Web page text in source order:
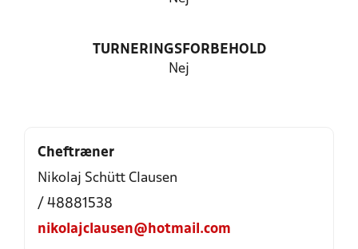
TURNERINGSFORBEHOLD
Nej
Cheftræner
Nikolaj Schütt Clausen
/ 48881538
nikolajclausen@hotmail.com